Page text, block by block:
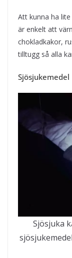
Att kunna ha
är enkelt att
chokladkakor,
tilltugg så alla
Sjösjukemedel
Sjösjuka